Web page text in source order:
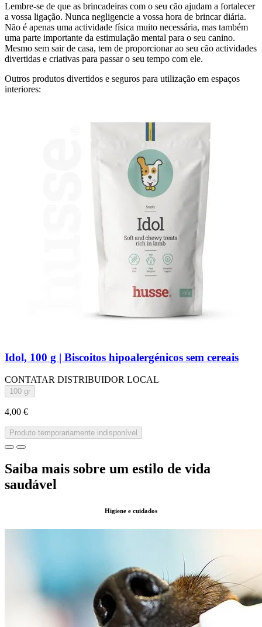
Lembre-se de que as brincadeiras com o seu cão ajudam a fortalecer
a vossa ligação. Nunca negligencie a vossa hora de brincar diária.
Não é apenas uma actividade física muito necessária, mas também
uma parte importante da estimulação mental para o seu canino.
Mesmo sem sair de casa, tem de proporcionar ao seu cão actividades
divertidas e criativas para passar o seu tempo com ele.
Outros produtos divertidos e seguros para utilização em espaços
interiores:
Idol, 100 g | Biscoitos hipoalergénicos sem cereais
CONTATAR DISTRIBUIDOR LOCAL
100 gr
4,00 €
Produto temporariamente indisponível
Saiba mais sobre um estilo de vida
saudável
Higiene e cuidados